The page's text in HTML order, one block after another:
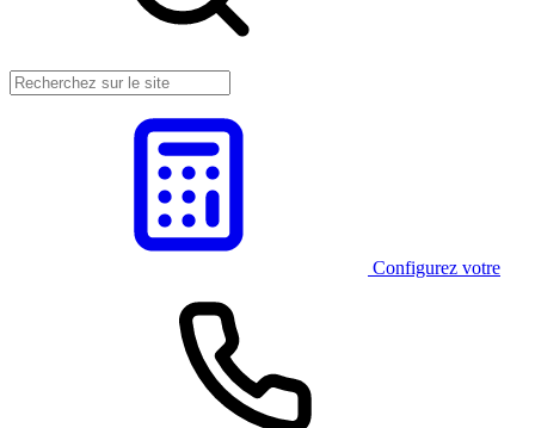
Configurez votre